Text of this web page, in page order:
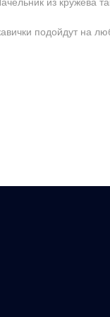
из кружева
подойдут на